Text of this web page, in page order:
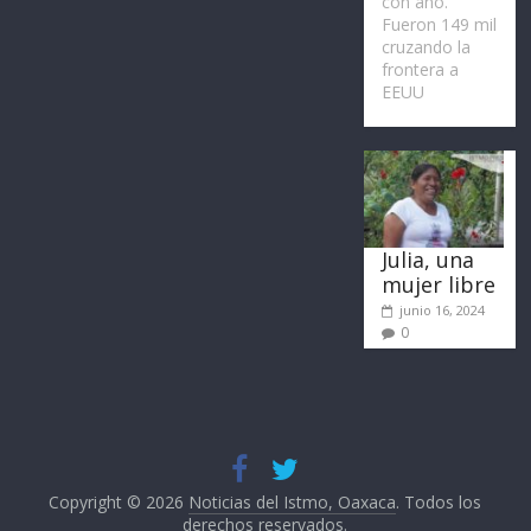
Fueron 149 mil
cruzando la
frontera a
EEUU
Julia, una
mujer libre
junio 16, 2024
0
Copyright © 2026 Noticias del Istmo, Oaxaca. Todos los
derechos reservados.